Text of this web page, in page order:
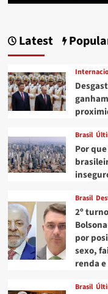
Latest
Brasil
Por
Brasil
2º
por
sexo,
renda
Brasil